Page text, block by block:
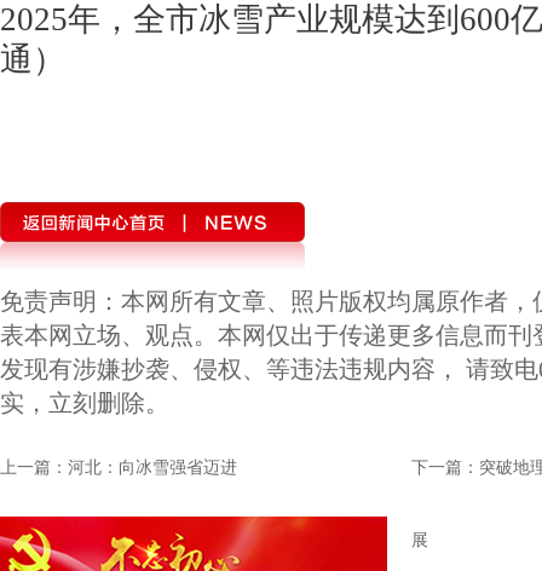
2025年，全市冰雪产业规模达到600
通）
免责声明：本网所有文章、照片版权均属原作者
表本网立场、观点。本网仅出于传递更多信息而
发现有涉嫌抄袭、侵权、等违法违规内容， 请致电
实，立刻删除。
上一篇：河北：向冰雪强省迈进 下一篇：突破地
展